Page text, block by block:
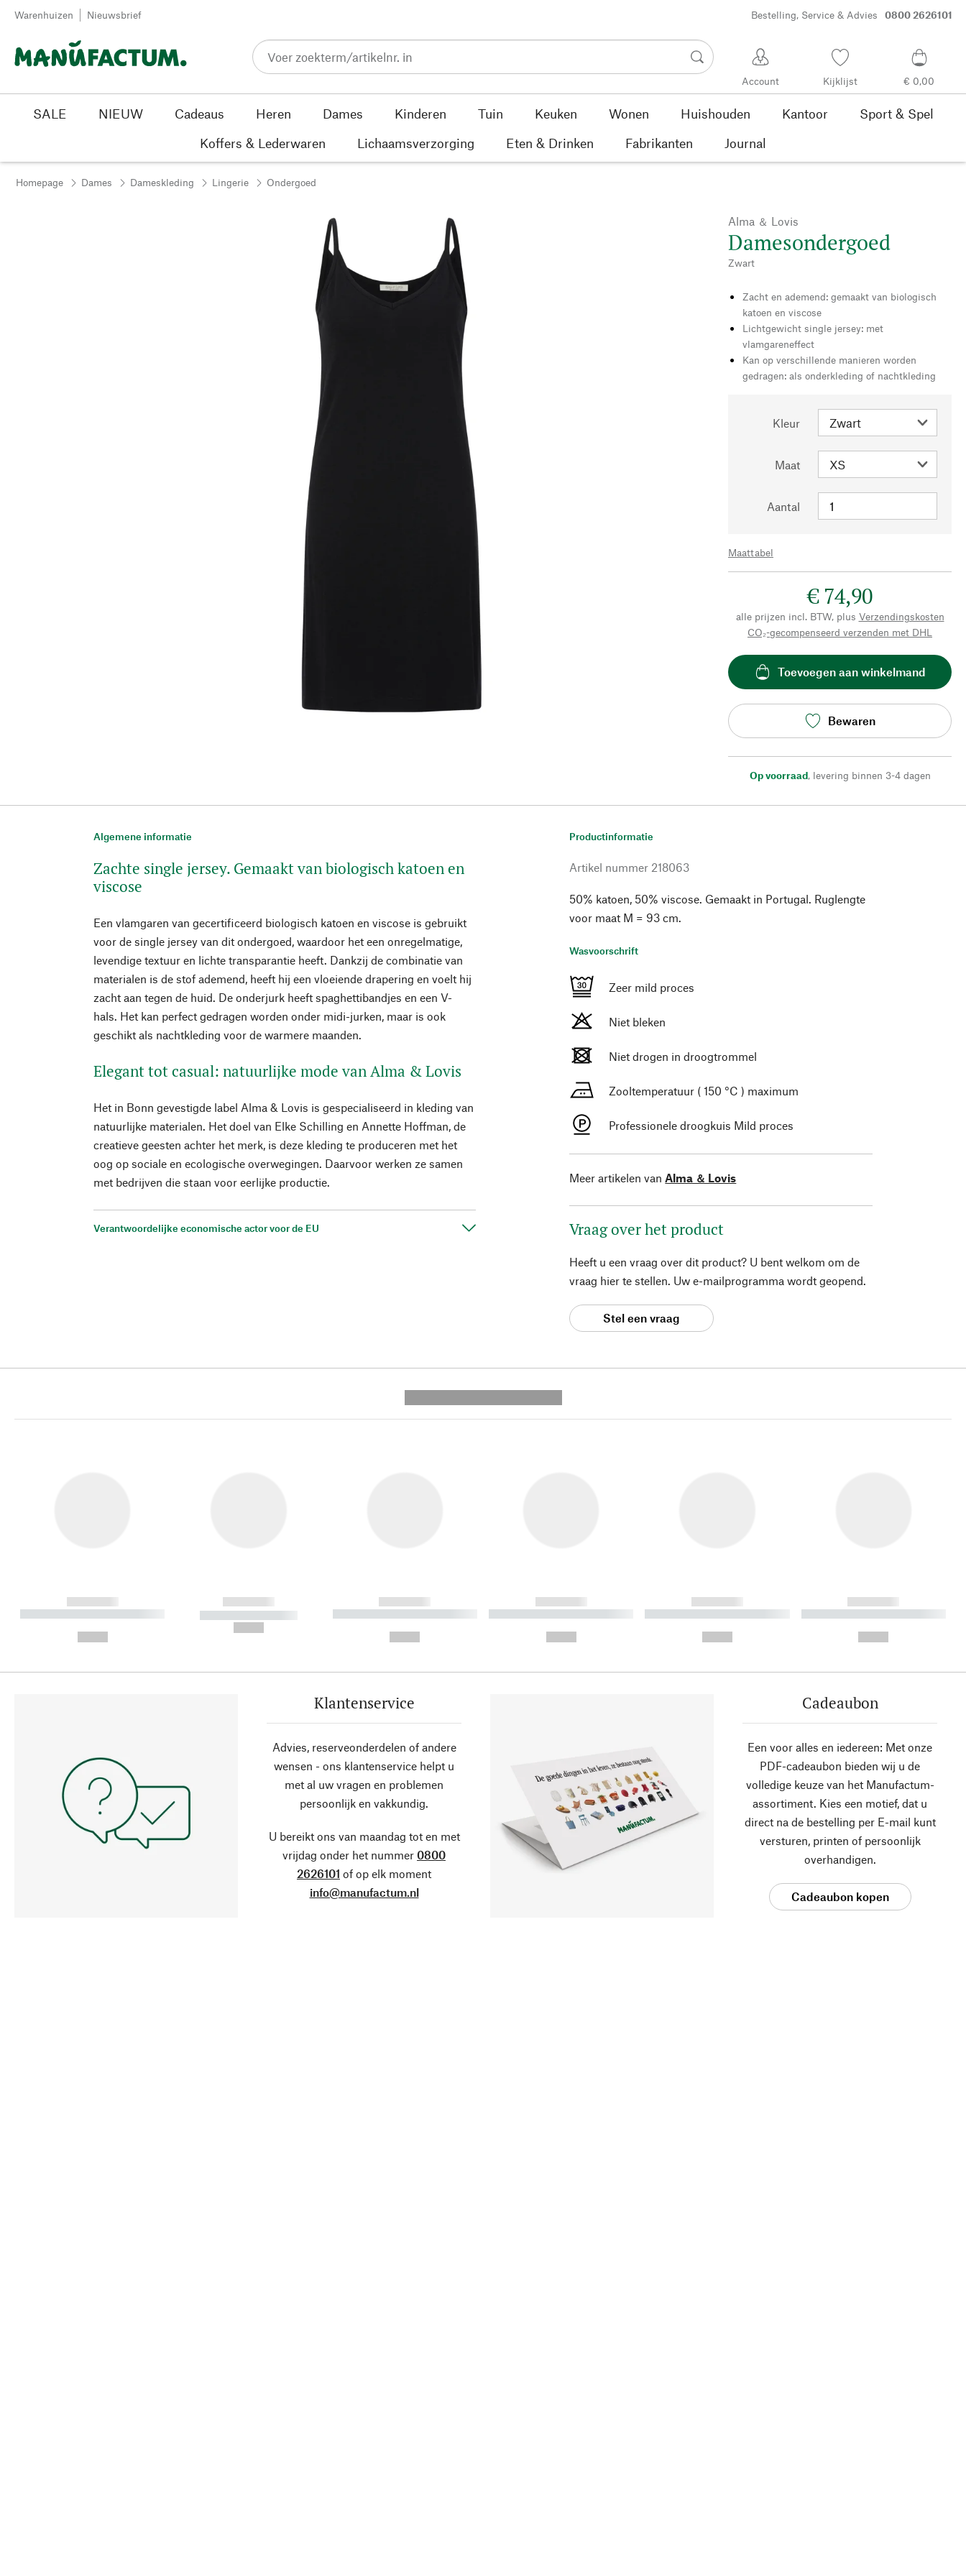
Passer au contenu
Warenhuizen Nieuwsbrief Bestelling, Service & Advies 0800 2626101
Account Kijklijst € 0,00
SALE NIEUW Cadeaus Heren Dames Kinderen Tuin Keuken Wonen Huishouden Kantoor
Sport & Spel
Koffers & Lederwaren
Lichaamsverzorging Eten & Drinken Fabrikanten Journal
Homepage Dames Dameskleding Lingerie Ondergoed
Alma ＆ Lovis
Damesondergoed
Zwart
Zacht en ademend: gemaakt van biologisch
katoen en viscose
Lichtgewicht single jersey: met
vlamgareneffect
Kan op verschillende manieren worden
gedragen: als onderkleding of nachtkleding
Kleur
Maat
Aantal
Maattabel
€ 74,90
alle prijzen incl. BTW, plus Verzendingskosten
CO₂-gecompenseerd verzenden met DHL
Toevoegen aan winkelmand
Bewaren
Op voorraad, levering binnen 3-4 dagen
Algemene informatie
Zachte single jersey. Gemaakt van biologisch katoen en
viscose
Een vlamgaren van gecertificeerd biologisch katoen en viscose is gebruikt
voor de single jersey van dit ondergoed, waardoor het een onregelmatige,
levendige textuur en lichte transparantie heeft. Dankzij de combinatie van
materialen is de stof ademend, heeft hij een vloeiende drapering en voelt hij
zacht aan tegen de huid. De onderjurk heeft spaghettibandjes en een V-
hals. Het kan perfect gedragen worden onder midi-jurken, maar is ook
geschikt als nachtkleding voor de warmere maanden.
Elegant tot casual: natuurlijke mode van Alma & Lovis
Het in Bonn gevestigde label Alma & Lovis is gespecialiseerd in kleding van
natuurlijke materialen. Het doel van Elke Schilling en Annette Hoffman, de
creatieve geesten achter het merk, is deze kleding te produceren met het
oog op sociale en ecologische overwegingen. Daarvoor werken ze samen
met bedrijven die staan voor eerlijke productie.
Verantwoordelijke economische actor voor de EU
Productinformatie
Artikel nummer 218063
50% katoen, 50% viscose. Gemaakt in Portugal. Ruglengte
voor maat M = 93 cm.
Wasvoorschrift
Zeer mild proces
Niet bleken
Niet drogen in droogtrommel
Zooltemperatuur ( 150 °C ) maximum
Professionele droogkuis Mild proces
Meer artikelen van Alma ＆ Lovis
Vraag over het product
Heeft u een vraag over dit product? U bent welkom om de
vraag hier te stellen. Uw e-mailprogramma wordt geopend.
Stel een vraag
------------
----------- ----------- ----------
------------
----------- -----------
------------
----------- ----------- ----------
------------
----------- ----------- ----------
------------
----------- ----------- ----------
------------
----------- ----------- ----------
Klantenservice
Advies, reserveonderdelen of andere
wensen - ons klantenservice helpt u
met al uw vragen en problemen
persoonlijk en vakkundig.
U bereikt ons van maandag tot en met
vrijdag onder het nummer 0800
2626101 of op elk moment
info@manufactum.nl
Cadeaubon
Een voor alles en iedereen: Met onze
PDF-cadeaubon bieden wij u de
volledige keuze van het Manufactum-
assortiment. Kies een motief, dat u
direct na de bestelling per E-mail kunt
versturen, printen of persoonlijk
overhandigen.
Cadeaubon kopen